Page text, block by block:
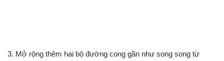
3. Mở rộng thêm hai bộ đường cong gần như song song từ